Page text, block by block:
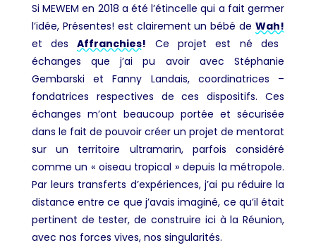
Si MEWEM en 2018 a été l’étincelle qui a fait germer
l’idée, Présentes! est clairement un bébé deWah!
et desAffranchies! Ce projet est né des
échanges que j’ai pu avoir avec Stéphanie
Gembarski et Fanny Landais, coordinatrices –
fondatrices respectives de ces dispositifs. Ces
échanges m’ont beaucoupportée et sécurisée
dans le fait de pouvoircréer un projet de mentorat
sur un territoire ultramarin, parfois considéré
comme un « oiseau tropical » depuis la métropole.
Par leurs transferts d’expériences, j’ai pu réduire la
distance entre ce que j’avais imaginé, ce qu’il était
pertinent de tester, de construire ici à la Réunion,
avec nos forces vives, nos singularités.